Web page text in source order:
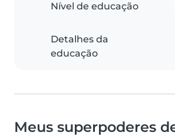
Nível de educação
Detalhes da
educação
Meus superpoderes